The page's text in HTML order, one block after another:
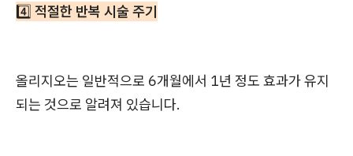
4️⃣ 적절한 반복 시술 주기
올리지오는 일반적으로 6개월에서 1년 정도 효과가 유지
되는 것으로 알려져 있습니다.